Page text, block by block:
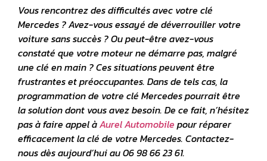
Vous rencontrez des difficultés avec votre clé
Mercedes ? Avez-vous essayé de déverrouiller votre
voiture sans succès ? Ou peut-être avez-vous
constaté que votre moteur ne démarre pas, malgré
une clé en main ? Ces situations peuvent être
frustrantes et préoccupantes. Dans de tels cas, la
programmation de votre clé Mercedes pourrait être
la solution dont vous avez besoin. De ce fait, n’hésitez
pas à faire appel àAurel Automobile pour réparer
efficacement la clé de votre Mercedes. Contactez-
nous dès aujourd’hui au 06 98 66 23 61.